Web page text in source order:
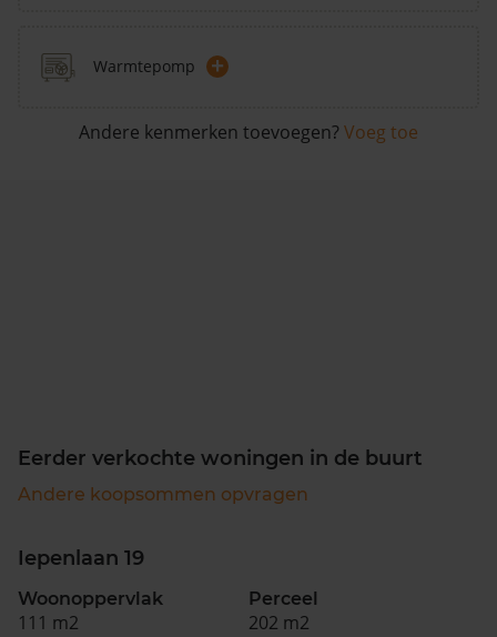
Warmtepomp +
Andere kenmerken toevoegen? Voeg toe
Eerder verkochte woningen in de buurt
Andere koopsommen opvragen
Iepenlaan 19
Woonoppervlak
111 m2
Perceel
202 m2